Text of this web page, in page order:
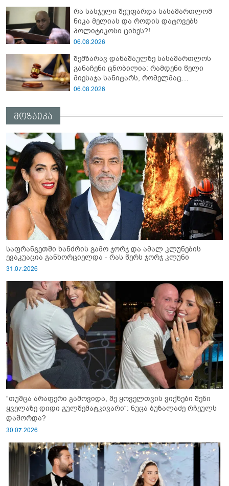
რა სასჯელი შეუფარდა სასამართლომ
ნიკა მელიას და როდის დატოვებს
პოლიტიკოსი ციხეს?!
06.08.2026
შემზარავ დანაშაულზე სასამართლოს
განაჩენი ცნობილია: რამდენი წელი
მიესაჯა სანიტარს, რომელმაც
საპირფარეშოში იმშობიარა და
06.08.2026
მოზაიკა
საფრანგეთში ხანძრის გამო ჯორჯ და ამალ კლუნების
ევაკუაცია განხორციელდა - რას წერს ჯორჯ კლუნი
31.07.2026
“თუმცა არაფერი გამოვიდა, მე ყოველთვის ვიქნები შენი
ყველაზე დიდი გულშემატკივარი“: ნუცა ბუზალაძე რჩეულს
დაშორდა?
30.07.2026